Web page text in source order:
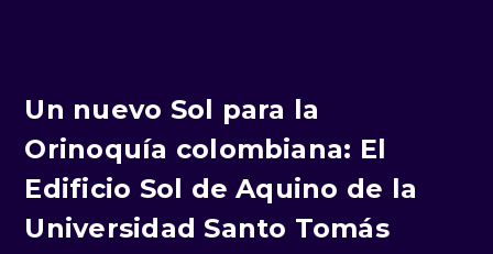
Un nuevo Sol para la
Orinoquía colombiana: El
Edificio Sol de Aquino de la
Universidad Santo Tomás